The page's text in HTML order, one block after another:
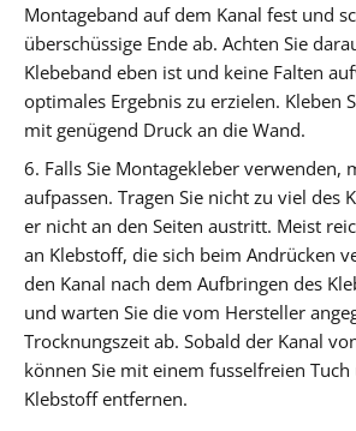
Montageband auf dem Kanal fest und
überschüssige Ende ab. Achten Sie
Klebeband eben ist und keine Falten
optimales Ergebnis zu erzielen. Kleben
mit genügend Druck an die Wand.
6. Falls Sie Montagekleber verwenden,
aufpassen. Tragen Sie nicht zu viel des
er nicht an den Seiten austritt. Meist
an Klebstoff, die sich beim Andrücken
den Kanal nach dem Aufbringen des
und warten Sie die vom Hersteller
Trocknungszeit ab. Sobald der Kanal
können Sie mit einem fusselfreien Tuch
Klebstoff entfernen.